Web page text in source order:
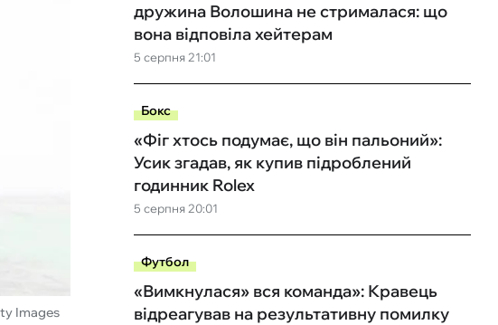
Images
5 серпня 21:01
дружина Волошина не стрималася: що
вона відповіла хейтерам
Бокс
5 серпня 20:01
«Фіг хтось подумає, що він пальоний»:
Усик згадав, як купив підроблений
годинник Rolex
Футбол
«Вимкнулася» вся команда»: Кравець
відреагував на результативну помилку